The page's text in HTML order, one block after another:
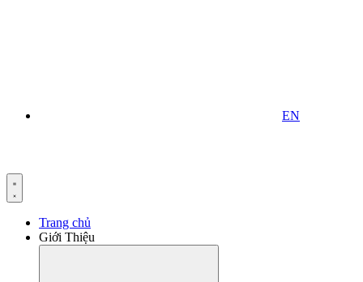
EN
Trang chủ
Giới Thiệu